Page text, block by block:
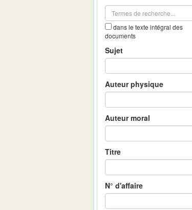
dans le texte intégral des
documents
Sujet
Auteur physique
Auteur moral
Titre
N° d'affaire